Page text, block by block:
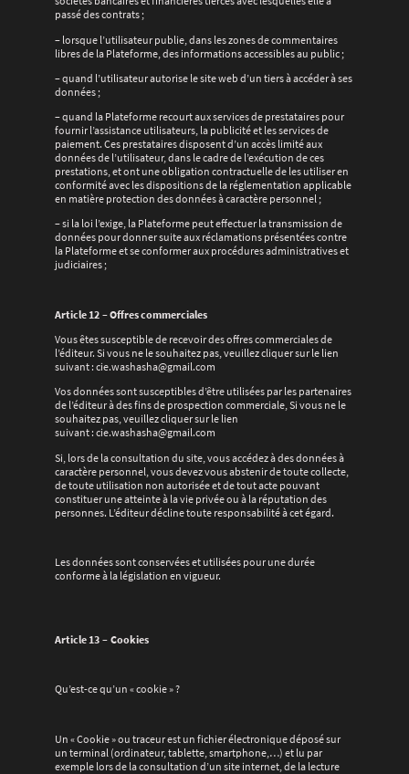
passé des contrats ;
– lorsque l’utilisateur publie, dans les zones de commentaires
libres de la Plateforme, des informations accessibles au public ;
– quand l’utilisateur autorise le site web d’un tiers à accéder à ses
données ;
– quand la Plateforme recourt aux services de prestataires pour
fournir l’assistance utilisateurs, la publicité et les services de
paiement. Ces prestataires disposent d’un accès limité aux
données de l’utilisateur, dans le cadre de l’exécution de ces
prestations, et ont une obligation contractuelle de les utiliser en
conformité avec les dispositions de la réglementation applicable
en matière protection des données à caractère personnel ;
– si la loi l’exige, la Plateforme peut effectuer la transmission de
données pour donner suite aux réclamations présentées contre
la Plateforme et se conformer aux procédures administratives et
judiciaires ;
Article 12 – Offres commerciales
Vous êtes susceptible de recevoir des offres commerciales de
l’éditeur. Si vous ne le souhaitez pas, veuillez cliquer sur le lien
suivant : cie.washasha@gmail.com
Vos données sont susceptibles d’être utilisées par les partenaires
de l’éditeur à des fins de prospection commerciale, Si vous ne le
souhaitez pas, veuillez cliquer sur le lien
suivant : cie.washasha@gmail.com
Si, lors de la consultation du site, vous accédez à des données à
caractère personnel, vous devez vous abstenir de toute collecte,
de toute utilisation non autorisée et de tout acte pouvant
constituer une atteinte à la vie privée ou à la réputation des
personnes. L’éditeur décline toute responsabilité à cet égard.
Les données sont conservées et utilisées pour une durée
conforme à la législation en vigueur.
Article 13 – Cookies
Qu’est-ce qu’un « cookie » ?
Un « Cookie » ou traceur est un fichier électronique déposé sur
un terminal (ordinateur, tablette, smartphone,…) et lu par
exemple lors de la consultation d’un site internet, de la lecture